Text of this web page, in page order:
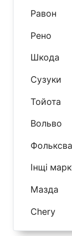
Равон
Рено
Шкода
Сузуки
Тойота
Вольво
Інщі
Мазда
Chery